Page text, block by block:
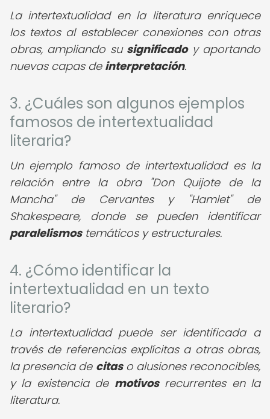
La intertextualidad en la literatura enriquece
los textos al establecer conexiones con otras
obras, ampliando su significadoy aportando
nuevas capas de interpretación.
3. ¿Cuáles son algunos ejemplos
famosos de intertextualidad
literaria?
Un ejemplo famoso de intertextualidad es la
relación entre la obra "Don Quijote de la
Mancha" de Cervantes y "Hamlet" de
Shakespeare, donde se pueden identificar
paralelismostemáticos y estructurales.
4. ¿Cómo identificar la
intertextualidad en un texto
literario?
La intertextualidad puede ser identificada a
través de referencias explícitas a otras obras,
la presencia de citaso alusiones reconocibles,
y la existencia de motivosrecurrentes en la
literatura.